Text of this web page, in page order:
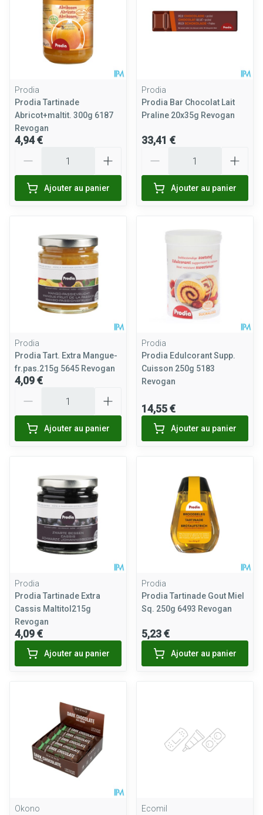
Prodia
Prodia Tartinade
Abricot+maltit. 300g 6187
Revogan
4,94 €
Ajouter au panier
Prodia
Prodia Bar Chocolat Lait
Praline 20x35g Revogan
33,41 €
Ajouter au panier
Prodia
Prodia Tart. Extra Mangue-
fr.pas.215g 5645 Revogan
4,09 €
Ajouter au panier
Prodia
Prodia Edulcorant Supp.
Cuisson 250g 5183
Revogan
14,55 €
Ajouter au panier
Prodia
Prodia Tartinade Extra
Cassis Maltitol215g
Revogan
4,09 €
Ajouter au panier
Prodia
Prodia Tartinade Gout Miel
Sq. 250g 6493 Revogan
5,23 €
Ajouter au panier
Okono
Ecomil